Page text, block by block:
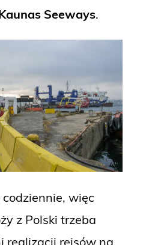
Seeways.
więc
z Polski trzeba
realizacji rejsów na